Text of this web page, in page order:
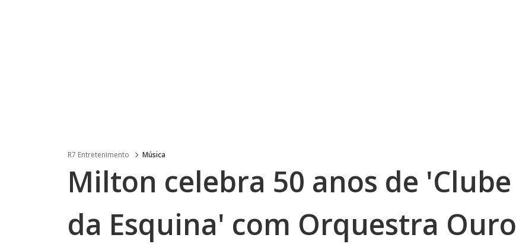
R7 Entretenimento Música
Milton celebra 50 anos de 'Clube
da Esquina' com Orquestra Ouro